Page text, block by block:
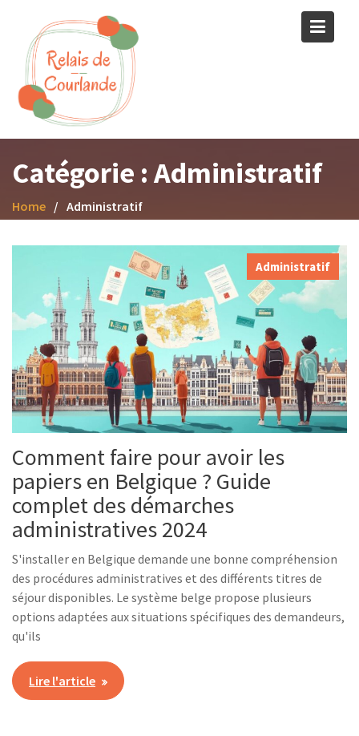
content
Catégorie : Administratif
Home Administratif
Administratif
Comment faire pour avoir les
papiers en Belgique ? Guide
complet des démarches
administratives 2024
S'installer en Belgique demande une bonne compréhension
des procédures administratives et des différents titres de
séjour disponibles. Le système belge propose plusieurs
options adaptées aux situations spécifiques des demandeurs,
qu'ils
Lire l'article